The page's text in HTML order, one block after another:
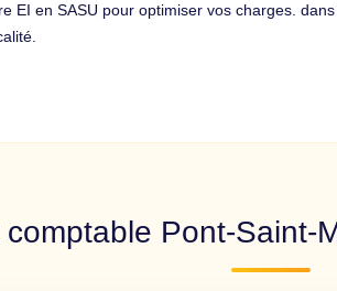
EI en SASU pour optimiser vos charges.
comptable Pont-Saint-